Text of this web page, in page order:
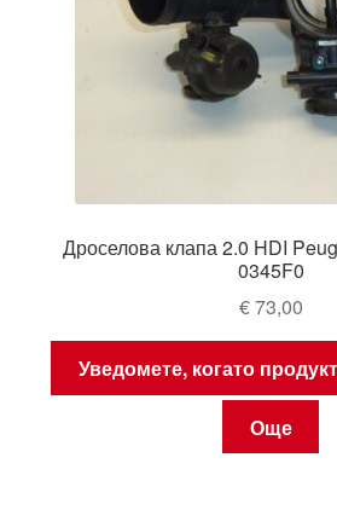
Дроселова клапа 2.0 HDI
0345F0
€73,00
Уведомете, когато
Още